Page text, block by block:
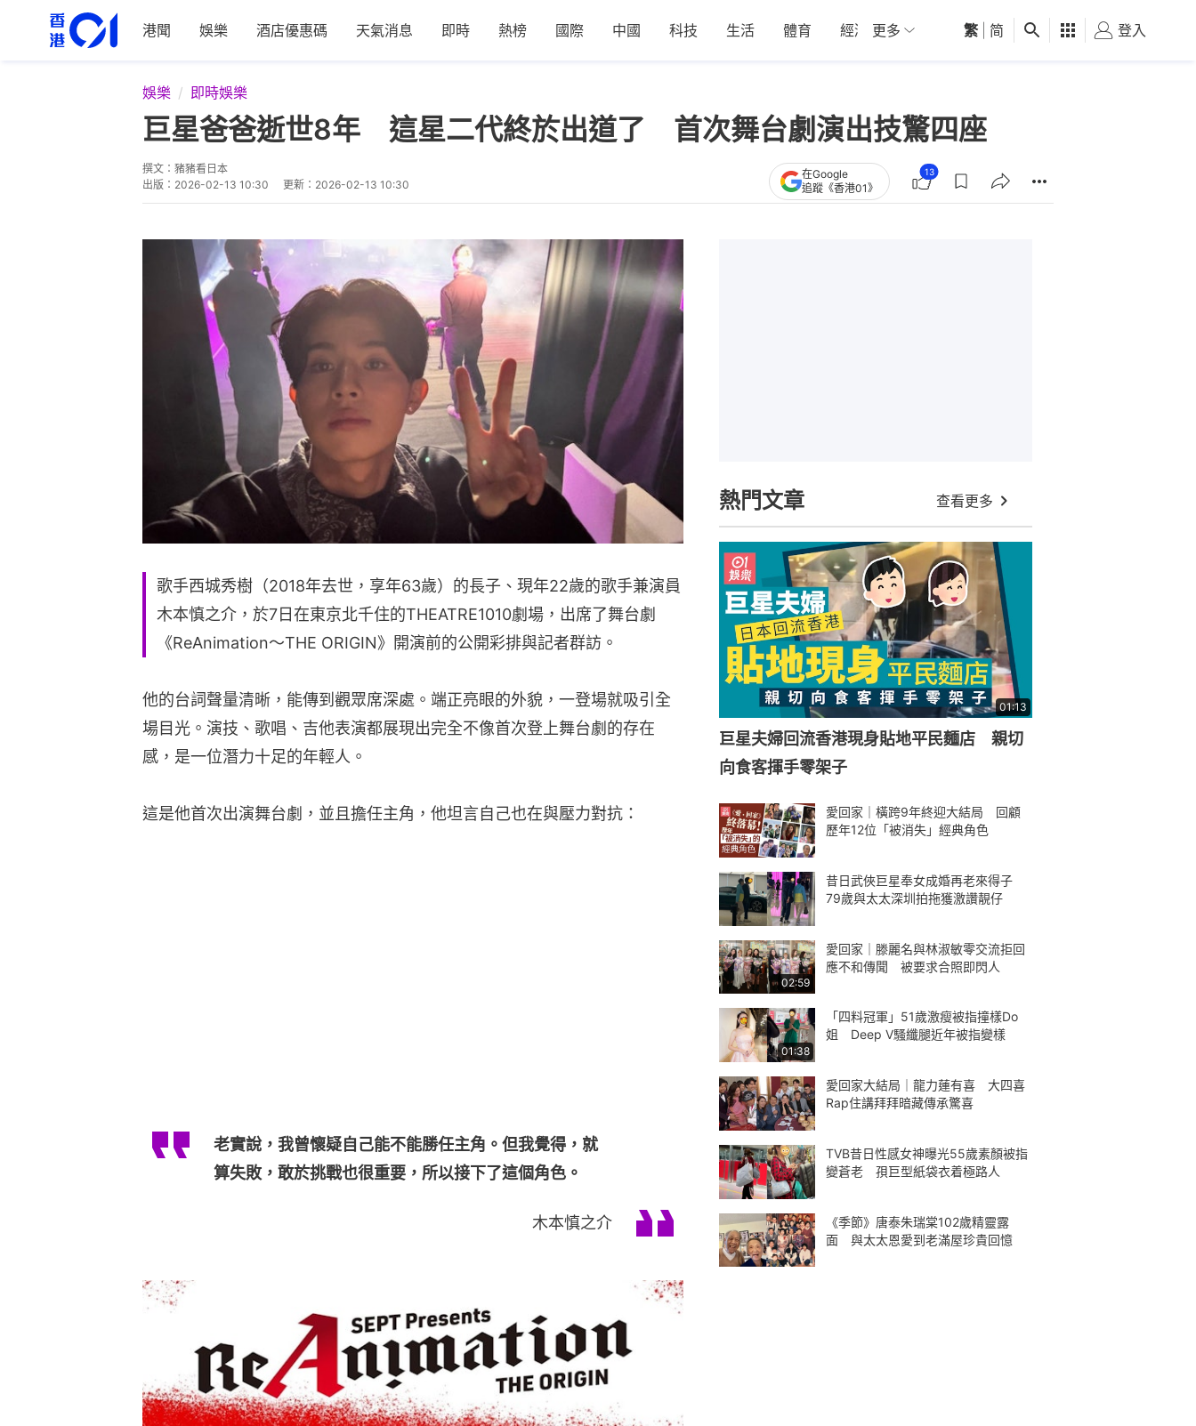
港聞 娛樂 酒店優惠碼 天氣消息 即時 熱榜 國際 中國 科技 生活 體育 經濟 01深圳 觀點 健康 好食玩飛
更多 繁 简 登入
娛樂 即時娛樂
巨星爸爸逝世8年 這星二代終於出道了 首次舞台劇演出技驚四座
撰文： 豬豬看日本
出版： 2026-02-13 10:30 更新： 2026-02-13 10:30
在Google
追蹤《香港01》
13
歌手西城秀樹（2018年去世，享年63歲）的長子、現年22歲的歌手兼演員
木本慎之介，於7日在東京北千住的THEATRE1010劇場，出席了舞台劇
《ReAnimation～THE ORIGIN》開演前的公開彩排與記者群訪。
他的台詞聲量清晰，能傳到觀眾席深處。端正亮眼的外貌，一登場就吸引全
場目光。演技、歌唱、吉他表演都展現出完全不像首次登上舞台劇的存在
感，是一位潛力十足的年輕人。
這是他首次出演舞台劇，並且擔任主角，他坦言自己也在與壓力對抗：
老實說，我曾懷疑自己能不能勝任主角。但我覺得，就
算失敗，敢於挑戰也很重要，所以接下了這個角色。
木本慎之介
熱門文章 查看更多
01:13
巨星夫婦回流香港現身貼地平民麵店 親切
向食客揮手零架子
愛回家｜橫跨9年終迎大結局 回顧
歷年12位「被消失」經典角色
昔日武俠巨星奉女成婚再老來得子
79歲與太太深圳拍拖獲激讚靚仔
02:59
愛回家｜滕麗名與林淑敏零交流拒回
應不和傳聞 被要求合照即閃人
01:38
「四料冠軍」51歲激瘦被指撞樣Do
姐 Deep V騷纖腿近年被指變樣
愛回家大結局｜龍力蓮有喜 大四喜
Rap住講拜拜暗藏傳承驚喜
TVB昔日性感女神曝光55歲素顏被指
變蒼老 孭巨型紙袋衣着極路人
《季節》唐泰朱瑞棠102歲精靈露
面 與太太恩愛到老滿屋珍貴回憶